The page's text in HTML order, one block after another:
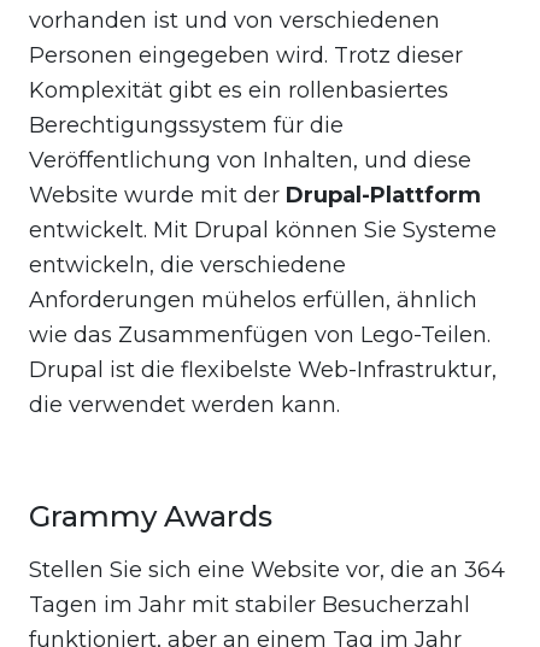
vorhanden ist und von verschiedenen
Personen eingegeben wird. Trotz dieser
Komplexität gibt es ein rollenbasiertes
Berechtigungssystem für die
Veröffentlichung von Inhalten, und diese
Website wurde mit der Drupal-Plattform
entwickelt. Mit Drupal können Sie Systeme
entwickeln, die verschiedene
Anforderungen mühelos erfüllen, ähnlich
wie das Zusammenfügen von Lego-Teilen.
Drupal ist die flexibelste Web-Infrastruktur,
die verwendet werden kann.
Grammy Awards
Stellen Sie sich eine Website vor, die an 364
Tagen im Jahr mit stabiler Besucherzahl
funktioniert, aber an einem Tag im Jahr